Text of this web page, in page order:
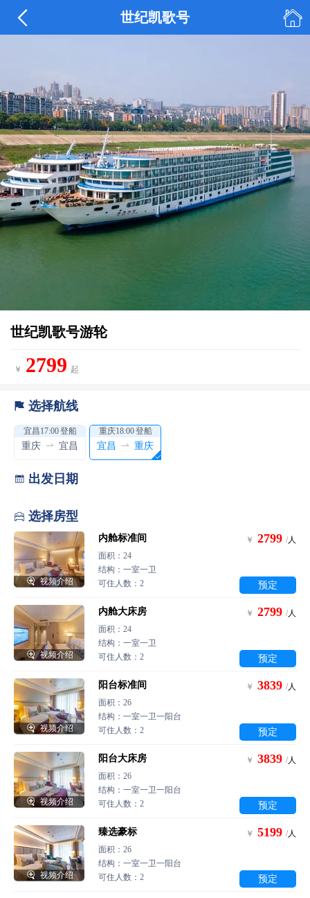
 世纪凯歌号 
世纪凯歌号游轮
￥ 2799 起
 选择航线
重庆  宜昌
宜昌17:00 登船
宜昌  重庆
重庆18:00 登船
 出发日期
 选择房型
 视频介绍
内舱标准间
面积：24
结构：一室一卫
可住人数：2
￥ 2799 /人
预定
 视频介绍
内舱大床房
面积：24
结构：一室一卫
可住人数：2
￥ 2799 /人
预定
 视频介绍
阳台标准间
面积：26
结构：一室一卫一阳台
可住人数：2
￥ 3839 /人
预定
 视频介绍
阳台大床房
面积：26
结构：一室一卫一阳台
可住人数：2
￥ 3839 /人
预定
 视频介绍
臻选豪标
面积：26
结构：一室一卫一阳台
可住人数：2
￥ 5199 /人
预定